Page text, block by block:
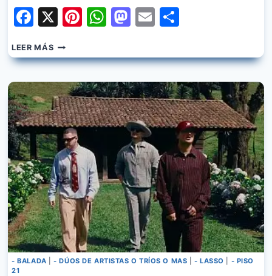
Facebook
X Pinterest
WhatsApp
Mastodon
Email
LEER MÁSPISO
21,
YAMI
–
TE
ELIJO
- BALADA |- DÚOS DE ARTISTAS O TRÍOS O MAS - LASSO
- PISO
21